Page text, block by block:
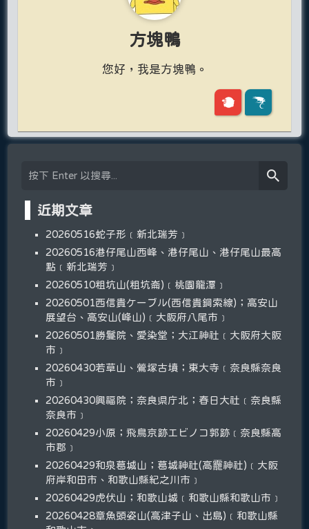
方塊鴨
您好，我是方塊鴨。
近期文章
20260516蛇子形﹝新北瑞芳﹞
20260516港仔尾山西峰、港仔尾山、港仔尾山最高
點﹝新北瑞芳﹞
20260510粗坑山(粗坑崙)﹝桃園龍潭﹞
20260501西信貴ケーブル(西信貴鋼索線)；高安山
展望台、高安山(峰山)﹝大阪府八尾市﹞
20260501勝鬘院、愛染堂；大江神社﹝大阪府大阪
市﹞
20260430若草山、鶯塚古墳；東大寺﹝奈良縣奈良
市﹞
20260430興福院；奈良県庁北；春日大社﹝奈良縣
奈良市﹞
20260429小原；飛鳥京跡エビノコ郭跡﹝奈良縣高
市郡﹞
20260429和泉葛城山；葛城神社(高龗神社)﹝大阪
府岸和田市、和歌山縣紀之川市﹞
20260429虎伏山；和歌山城﹝和歌山縣和歌山市﹞
20260428章魚頭姿山(高津子山、出島)﹝和歌山縣